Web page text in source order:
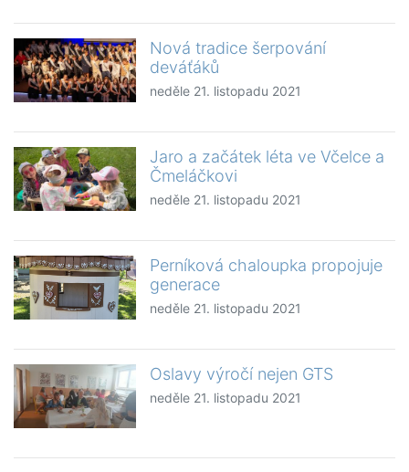
Nová tradice šerpování
deváťáků
neděle 21. listopadu 2021
Jaro a začátek léta ve Včelce a
Čmeláčkovi
neděle 21. listopadu 2021
Perníková chaloupka propojuje
generace
neděle 21. listopadu 2021
Oslavy výročí nejen GTS
neděle 21. listopadu 2021